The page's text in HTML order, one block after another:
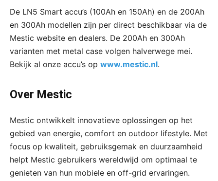
De LN5 Smart accu’s (100Ah en 150Ah) en de 200Ah
en 300Ah modellen zijn per direct beschikbaar via de
Mestic website en dealers. De 200Ah en 300Ah
varianten met metal case volgen halverwege mei.
Bekijk al onze accu’s op www.mestic.nl.
Over Mestic
Mestic ontwikkelt innovatieve oplossingen op het
gebied van energie, comfort en outdoor lifestyle. Met
focus op kwaliteit, gebruiksgemak en duurzaamheid
helpt Mestic gebruikers wereldwijd om optimaal te
genieten van hun mobiele en off-grid ervaringen.